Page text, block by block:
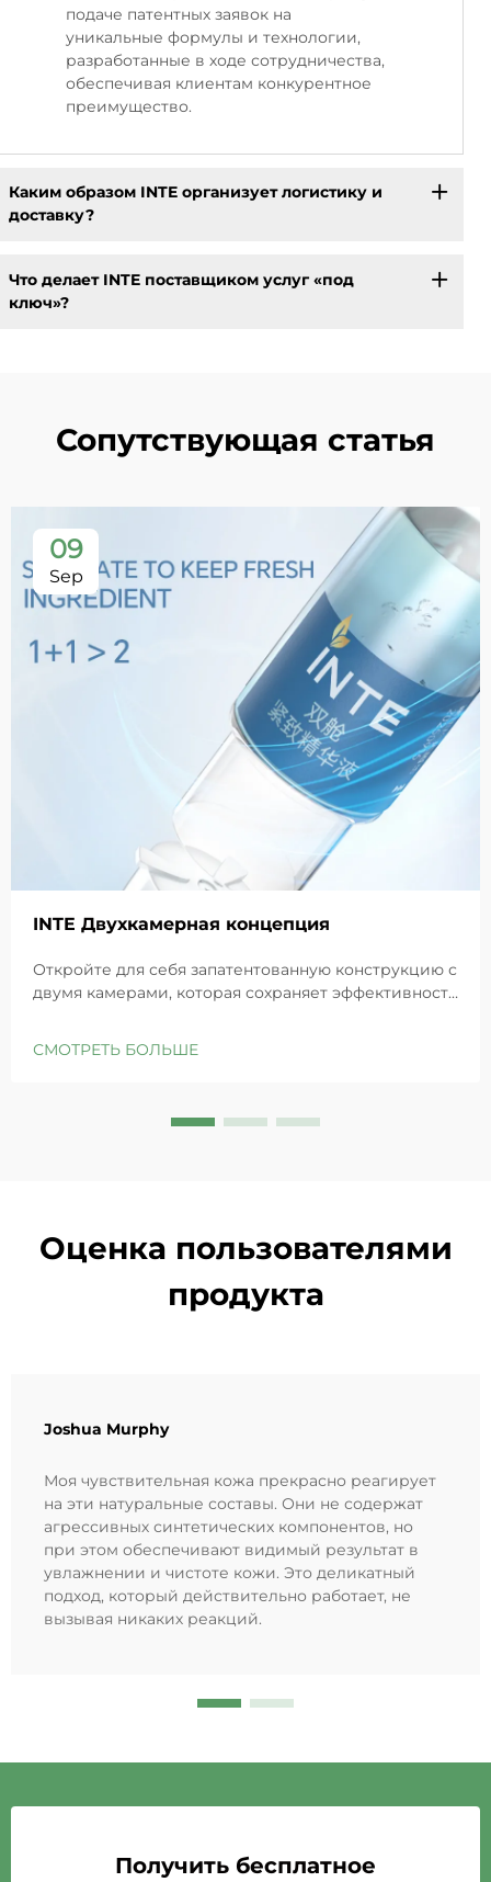
подаче патентных заявок на
уникальные формулы и технологии,
разработанные в ходе сотрудничества,
обеспечивая клиентам конкурентное
преимущество.
Каким образом INTE организует логистику и
доставку?
Что делает INTE поставщиком услуг «под
ключ»?
Сопутствующая статья
09
Sep
INTE Двухкамерная концепция
Откройте для себя запатентованную конструкцию с
двумя камерами, которая сохраняет эффективность
восстанавливает барьеры чувствительной кожи.
СМОТРЕТЬ БОЛЬШЕ
Оценка пользователями
продукта
Joshua Murphy
Моя чувствительная кожа прекрасно реагирует
на эти натуральные составы. Они не содержат
агрессивных синтетических компонентов, но
при этом обеспечивают видимый результат в
увлажнении и чистоте кожи. Это деликатный
подход, который действительно работает, не
вызывая никаких реакций.
Получить бесплатное